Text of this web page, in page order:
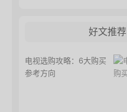
好文推荐
电视选购攻略：6大购买
参考方向